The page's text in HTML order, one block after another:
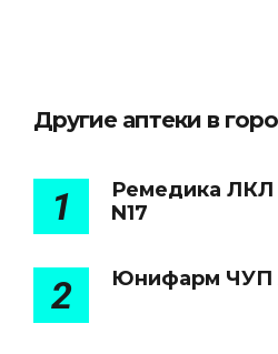
Другие аптеки в
1
Ремедика
N17
2 Юнифарм ЧУП